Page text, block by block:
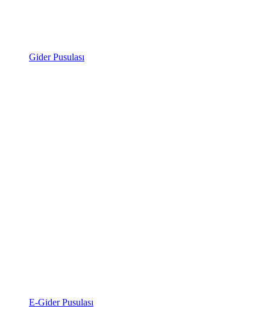
Gider Pusulası
E-Gider Pusulası